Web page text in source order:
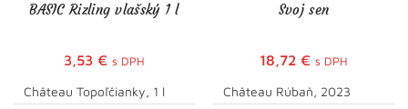
BASIC Rizling vlašský 1 l
3,53 € s DPH
Château Topoľčianky, 1 l
Svoj sen
18,72 € s DPH
Château Rúbaň, 2023